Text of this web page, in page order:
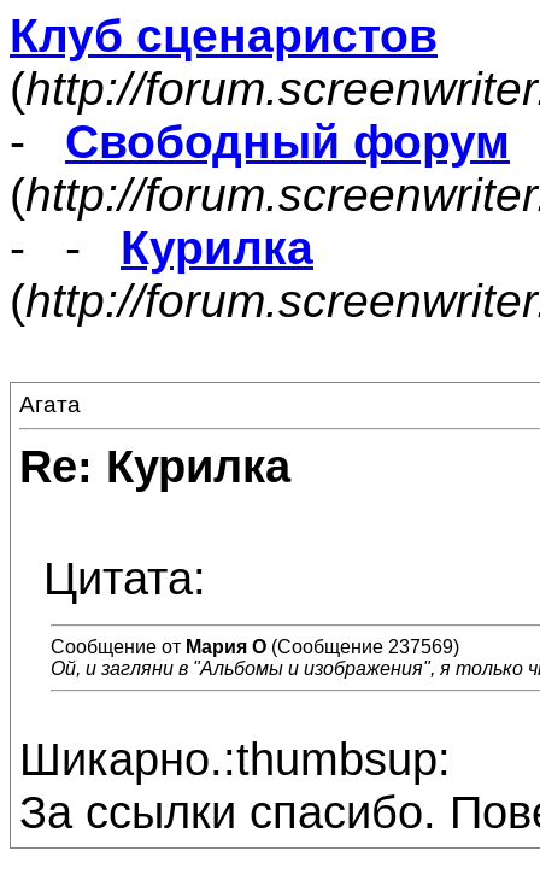
Клуб сценаристов
(http://
- Свободный форум
(http://
- - Курилка
(http://
Агата
Re: Курилка
Цитата:
Сообщение от Мария О (Сообщение 237569)
Ой, и загляни в "Альбомы и изображения", я только
Шикарно.:thumbsup:
За ссылки спасибо.